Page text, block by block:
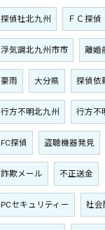
探偵社北九州 ＦＣ探偵
浮気調北九州市市 離婚
豪雨 大分県 探偵依
行方不明北九州 行方不
FC探偵 盗聴機器発見
詐欺メール 不正送金
PCセキュリティー 社会